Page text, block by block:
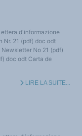
d'informazione
Nr. 21 (pdf) doc odt
No 21 (pdf)
doc odt Carta de
LIRE LA SUITE...